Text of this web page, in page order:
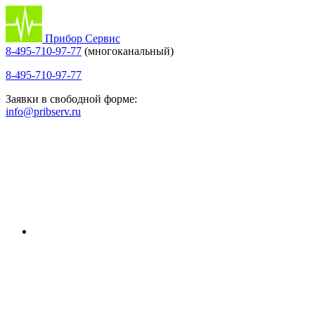
Прибор Сервис
8-495-710-97-77 (многоканальный)
8-495-710-97-77
Заявки в свободной форме:
info@pribserv.ru